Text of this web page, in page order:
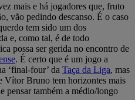
mais e há jogadores que, fruto
vão pedindo descanso. É o caso
tem sido um dos
e, como tal, é de todo
possa ser gerida no encontro de
. É certo que é um jogo a
‘final-four’ da Taça da Liga, mas
Vítor Bruno tem horizontes mais
pensar também a médio/longo